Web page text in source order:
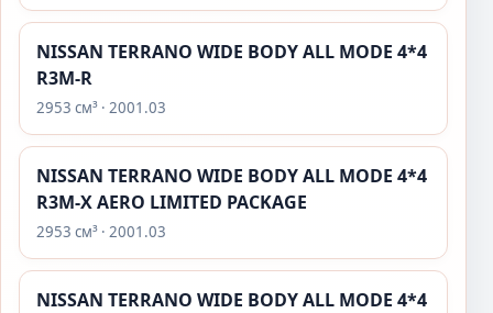
NISSAN TERRANO WIDE BODY ALL MODE 4*4
R3M-R
2953 см³ · 2001.03
NISSAN TERRANO WIDE BODY ALL MODE 4*4
R3M-X AERO LIMITED PACKAGE
2953 см³ · 2001.03
NISSAN TERRANO WIDE BODY ALL MODE 4*4